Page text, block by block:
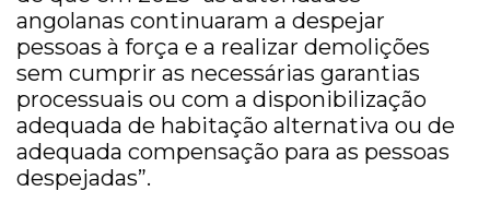
angolanas continuaram a despejar
pessoas à força e a realizar demolições
sem cumprir as necessárias garantias
processuais ou com a disponibilização
adequada de habitação alternativa ou de
adequada compensação para as pessoas
despejadas”.